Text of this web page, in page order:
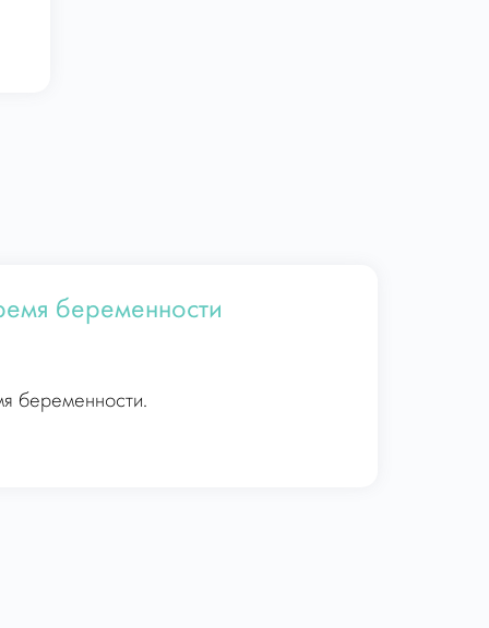
беременности
беременности.